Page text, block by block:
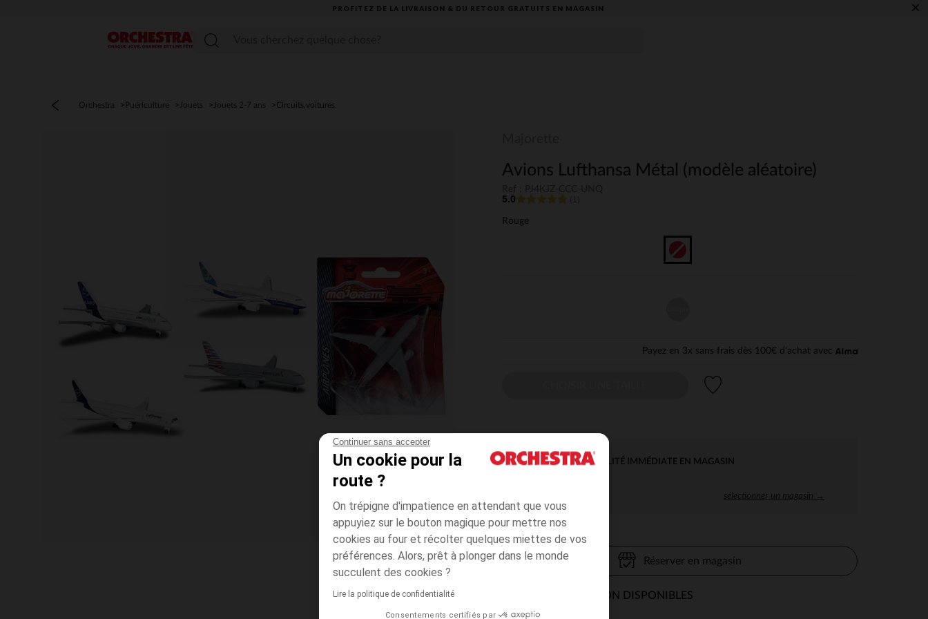
Continuer sans accepter
Un cookie pour la
route ?
On trépigne d'impatience en attendant que vous
appuyiez sur le bouton magique pour mettre nos
cookies au four et récolter quelques miettes de vos
préférences. Alors, prêt à plonger dans le monde
succulent des cookies ?
Lire la politique de confidentialité
Consentements certifiés par
PROFITEZ DE LA LIVRAISON & DU RETOUR GRATUITS EN MAGASIN​ ×
Menu
Orchestra Puériculture Jouets Jouets 2-7 ans Circuits,voitures
Avions Lufthansa Métal (modèle aléatoire)
5.0
Rouge
Payez en 3x sans frais dès 100€ d'achat avec
DISPONIBILITÉ IMMÉDIATE EN MAGASIN
sélectionner un magasin →
Réserver en magasin
MODES DE LIVRAISON DISPONIBLES